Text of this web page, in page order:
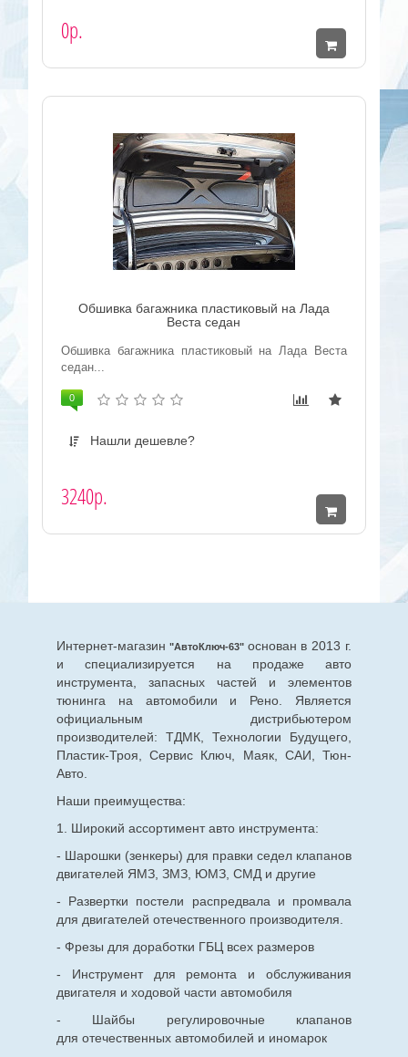
0р.
Обшивка багажника пластиковый на Лада
Веста седан
Обшивка багажника пластиковый на Лада Веста
седан...
0
Нашли дешевле?
3240р.
Интернет-магазин "АвтоКлюч-63" основан в 2013 г.
и специализируется на продаже авто
инструмента, запасных частей и элементов
тюнинга на автомобили и Рено. Является
официальным дистрибьютером
производителей: ТДМК, Технологии Будущего,
Пластик-Троя, Сервис Ключ, Маяк, САИ, Тюн-
Авто.
Наши преимущества:
1. Широкий ассортимент авто инструмента:
- Шарошки (зенкеры) для правки седел клапанов
двигателей ЯМЗ, ЗМЗ, ЮМЗ, СМД и другие
- Развертки постели распредвала и промвала
для двигателей отечественного производителя.
- Фрезы для доработки ГБЦ всех размеров
- Инструмент для ремонта и обслуживания
двигателя и ходовой части автомобиля
- Шайбы регулировочные клапанов
для отечественныхавтомобилей и иномарок